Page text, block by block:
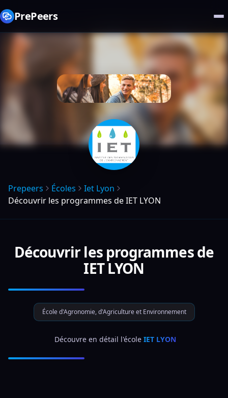
PrePeers
Prepeers Écoles
Iet Lyon
Découvrir les programmes de IET LYON
Découvrir les programmes de
IET LYON
École d'Agronomie, d'Agriculture et Environnement
Découvre en détail l'école IET LYON